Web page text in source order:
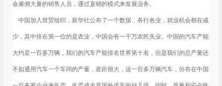
会雇佣大量的销售人员，通过直销的模式来发展业务。
中国加入世贸组织，新华社公布了一个数据，各行各业，就业机会都在减
少，其中排在第一位的是农业，中国会有一千万农民失业。中国的汽车产能
大约是一百多万辆，我们的汽车产能排名世界第十名，但是我们的总产量还
不如通用汽车一个车间的产量，差距很大，这一百多万辆汽车，分布在中国